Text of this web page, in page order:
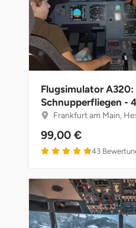
Flugsimulator A320:
Schnupperfliegen -
Frankfurt am Main,
99,00 €
43
Freiberg
Freiburg
Fürstenfeldbruck
Gelnhausen